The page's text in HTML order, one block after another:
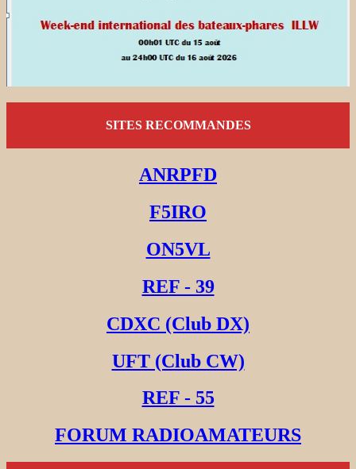
SITES RECOMMANDES
ANRPFD
F5IRO
ON5VL
REF - 39
CDXC (Club DX)
UFT (Club CW)
REF - 55
FORUM RADIOAMATEURS